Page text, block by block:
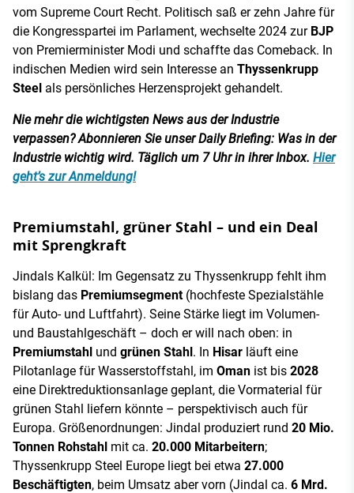
vom Supreme Court Recht. Politisch saß er zehn Jahre für
die Kongresspartei im Parlament, wechselte 2024 zur BJP
von Premierminister Modi und schaffte das Comeback. In
indischen Medien wird sein Interesse an Thyssenkrupp
Steel als persönliches Herzensprojekt gehandelt.
Nie mehr die wichtigsten News aus der Industrie
verpassen? Abonnieren Sie unser Daily Briefing: Was in der
Industrie wichtig wird. Täglich um 7 Uhr in ihrer Inbox. Hier
geht’s zur Anmeldung!
Premiumstahl, grüner Stahl – und ein Deal
mit Sprengkraft
Jindals Kalkül: Im Gegensatz zu Thyssenkrupp fehlt ihm
bislang das Premiumsegment(hochfeste Spezialstähle
für Auto- und Luftfahrt). Seine Stärke liegt im Volumen-
und Baustahlgeschäft – doch er will nach oben: in
Premiumstahl und grünen Stahl. In Hisar läuft eine
Pilotanlage für Wasserstoffstahl, im Oman ist bis 2028
eine Direktreduktionsanlage geplant, die Vormaterial für
grünen Stahl liefern könnte – perspektivisch auch für
Europa. Größenordnungen: Jindal produziert rund 20 Mio.
Tonnen Rohstahl mit ca. 20.000 Mitarbeitern;
Thyssenkrupp Steel Europe liegt bei etwa 27.000
Beschäftigten, beim Umsatz aber vorn (Jindal ca. 6 Mrd.